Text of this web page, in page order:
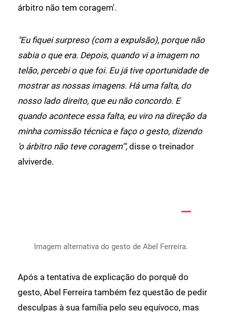
árbitro não tem coragem'.
"Eu fiquei surpreso (com a expulsão), porque não
sabia o que era. Depois, quando vi a imagem no
telão, percebi o que foi. Eu já tive oportunidade de
mostrar as nossas imagens. Há uma falta, do
nosso lado direito, que eu não concordo. E
quando acontece essa falta, eu viro na direção da
minha comissão técnica e faço o gesto, dizendo
'o árbitro não teve coragem'", disse o treinador
alviverde.
Imagem alternativa do gesto de Abel Ferreira.
Após a tentativa de explicação do porquê do
gesto, Abel Ferreira também fez questão de pedir
desculpas à sua família pelo seu equívoco, mas